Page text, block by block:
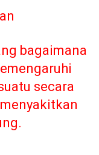
bagaimana
secara